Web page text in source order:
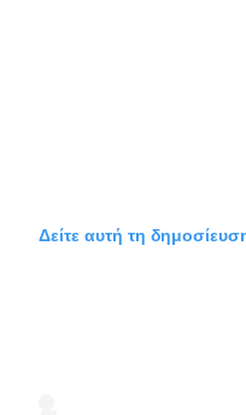
Δείτε αυτή τη